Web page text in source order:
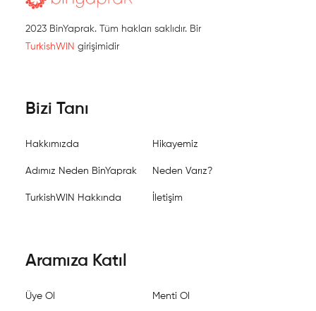
2023 BinYaprak. Tüm hakları saklıdır. Bir
TurkishWIN girişimidir
Bizi Tanı
Hakkımızda Hikayemiz
Adımız Neden BinYaprak Neden Varız?
TurkishWIN Hakkında İletişim
Aramıza Katıl
Üye Ol Menti Ol